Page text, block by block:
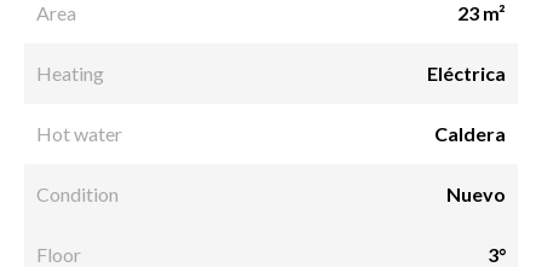
Area 23 m²
Heating Eléctrica
Hot water Caldera
Condition Nuevo
Floor 3°